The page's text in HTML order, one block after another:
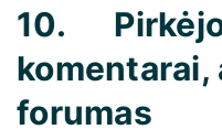
10. Pirkėjo
komentarai,
forumas